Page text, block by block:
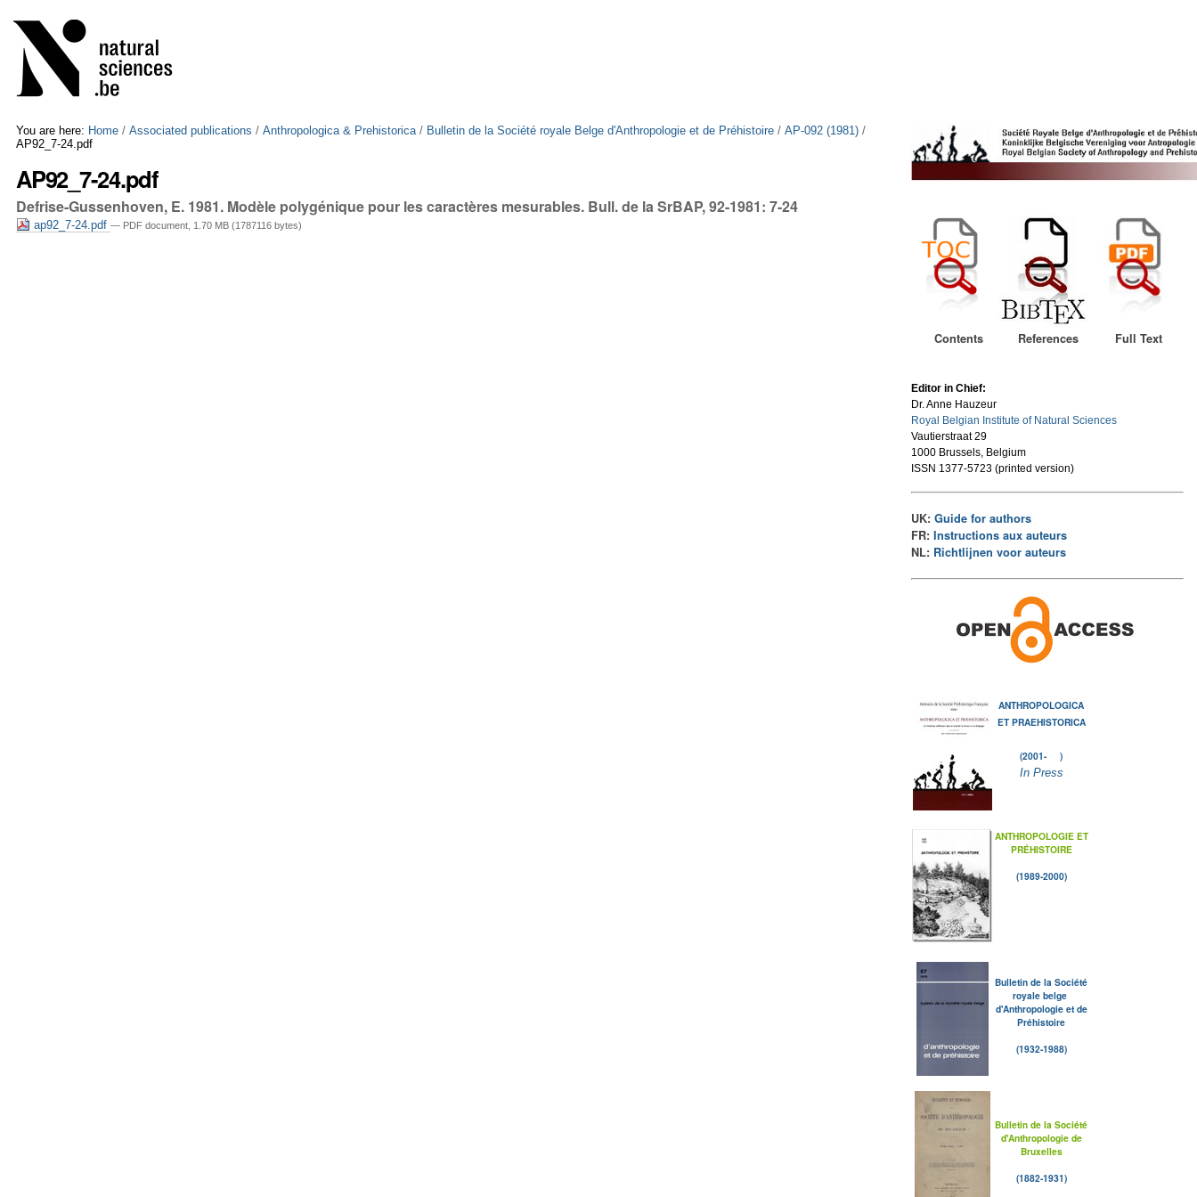
to
content.
Skip
to
navigation
tools
You are here: Home /Associated publications /Anthropologica & Prehistorica / Bulletin de la Société royale Belge d'Anthropologie et de Préhistoire /AP-092 (1981) /
AP92_7-24.pdf
AP92_7-24.pdf
Defrise-Gussenhoven, E. 1981. Modèle polygénique pour les caractères mesurables. Bull. de la SrBAP, 92-1981: 7-24
ap92_7-24.pdf— PDF document, 1.70 MB (1787116 bytes)
Contents References Full Text
Editor in Chief:
Dr. Anne Hauzeur
Royal Belgian Institute of Natural Sciences
Vautierstraat 29
1000 Brussels, Belgium
ISSN 1377-5723 (printed version)
UK:Guide for authors
FR:Instructions aux auteurs
NL: Richtlijnen voor auteurs
ANTHROPOLOGICA
ET PRAEHISTORICA
(2001- )
In Press
ANTHROPOLOGIE ET
PRÉHISTOIRE
(1989-2000)
Bulletin de la Société
royale belge
d'Anthropologie et de
Préhistoire
(1932-1988)
Bulletin de la Société
d'Anthropologie de
Bruxelles
(1882-1931)